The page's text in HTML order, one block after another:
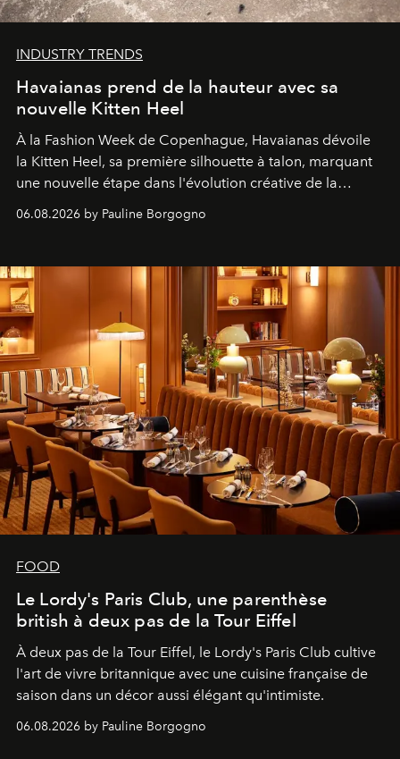
INDUSTRY TRENDS
Havaianas prend de la hauteur avec sa
nouvelle Kitten Heel
À la Fashion Week de Copenhague, Havaianas dévoile
la Kitten Heel, sa première silhouette à talon, marquant
une nouvelle étape dans l'évolution créative de la
06.08.2026 by Pauline Borgogno
FOOD
Le Lordy's Paris Club, une parenthèse
british à deux pas de la Tour Eiffel
À deux pas de la Tour Eiffel, le Lordy's Paris Club cultive
l'art de vivre britannique avec une cuisine française de
saison dans un décor aussi élégant qu'intimiste.
06.08.2026 by Pauline Borgogno